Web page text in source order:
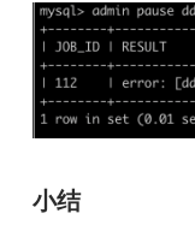
小结